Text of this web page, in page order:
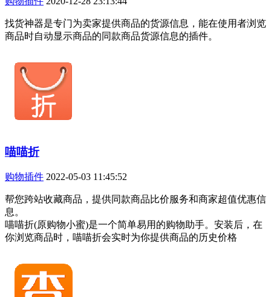
找货神器是专门为卖家提供商品的货源信息，能在使用者浏览
商品时自动显示商品的同款商品货源信息的插件。
喵喵折
购物插件 2022-05-03 11:45:52
帮您跨站收藏商品，提供同款商品比价服务和商家超值优惠信
息。
喵喵折(原购物小蜜)是一个简单易用的购物助手。安装后，在
你浏览商品时，喵喵折会实时为你提供商品的历史价格